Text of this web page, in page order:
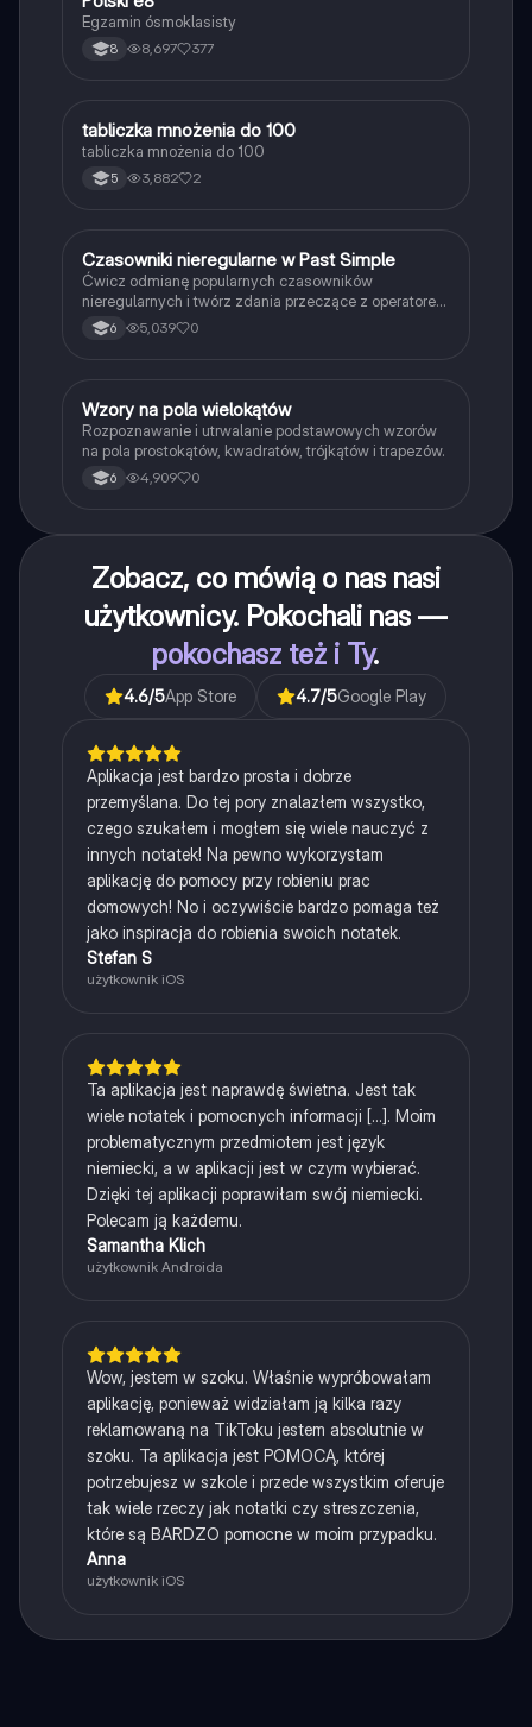
Egzamin ósmoklasisty
8 8,697 377
TMatematyka
tabliczka mnożenia do 100
tabliczka mnożenia do 100
5 3,882 2
CJęzyk angielski
Czasowniki nieregularne w Past Simple
Ćwicz odmianę popularnych czasowników
nieregularnych i twórz zdania przeczące z operatorem
didn't w czasie Past Simple.
6 5,039 0
WMatematyka
Wzory na pola wielokątów
Rozpoznawanie i utrwalanie podstawowych wzorów
na pola prostokątów, kwadratów, trójkątów i trapezów.
6 4,909 0
Zobacz, co mówią o nas nasi
użytkownicy. Pokochali nas —
pokochasz też i Ty.
4.6/5App Store 4.7/5Google Play
Aplikacja jest bardzo prosta i dobrze
przemyślana. Do tej pory znalazłem wszystko,
czego szukałem i mogłem się wiele nauczyć z
innych notatek! Na pewno wykorzystam
aplikację do pomocy przy robieniu prac
domowych! No i oczywiście bardzo pomaga też
jako inspiracja do robienia swoich notatek.
Stefan S
użytkownik iOS
Ta aplikacja jest naprawdę świetna. Jest tak
wiele notatek i pomocnych informacji [...]. Moim
problematycznym przedmiotem jest język
niemiecki, a w aplikacji jest w czym wybierać.
Dzięki tej aplikacji poprawiłam swój niemiecki.
Polecam ją każdemu.
Samantha Klich
użytkownik Androida
Wow, jestem w szoku. Właśnie wypróbowałam
aplikację, ponieważ widziałam ją kilka razy
reklamowaną na TikToku jestem absolutnie w
szoku. Ta aplikacja jest POMOCĄ, której
potrzebujesz w szkole i przede wszystkim oferuje
tak wiele rzeczy jak notatki czy streszczenia,
które są BARDZO pomocne w moim przypadku.
Anna
użytkownik iOS